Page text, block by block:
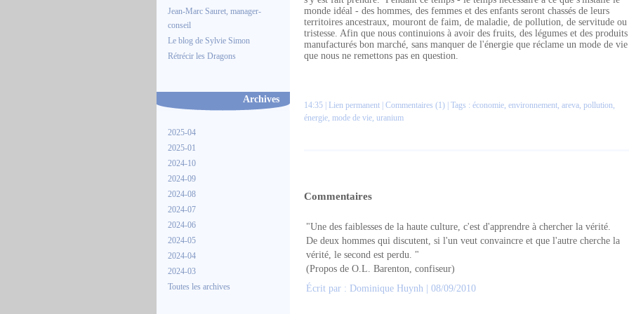
Jean-Marc Sauret, manager-
conseil
Le blog de Sylvie Simon
Rétrécir les Dragons
Archives
2025-04
2025-01
2024-10
2024-09
2024-08
2024-07
2024-06
2024-05
2024-04
2024-03
Toutes les archives
monde idéal - des hommes, des femmes et des enfants seront chassés de leurs
territoires ancestraux, mouront de faim, de maladie, de pollution, de servitude ou
tristesse. Afin que nous continuions à avoir des fruits, des légumes et des produits
manufacturés bon marché, sans manquer de l'énergie que réclame un mode de vie
que nous ne remettons pas en question.
14:35 | Lien permanent Commentaires (1) | Tags : économie, environnement, areva, pollution,
énergie, mode de vie, uranium
Commentaires
"Une des faiblesses de la haute culture, c'est d'apprendre à chercher la vérité.
De deux hommes qui discutent, si l'un veut convaincre et que l'autre cherche la
vérité, le second est perdu. "
(Propos de O.L. Barenton, confiseur)
Écrit par : Dominique Huynh | 08/09/2010